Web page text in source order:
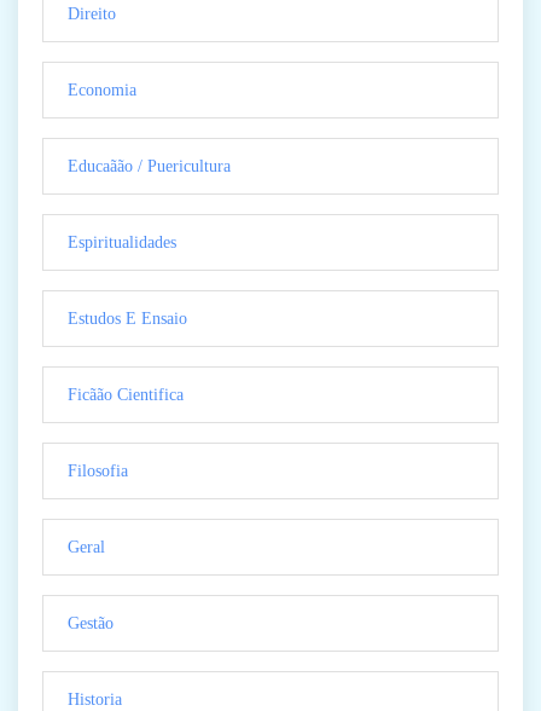
Direito
Economia
Educaãão / Puericultura
Espiritualidades
Estudos E Ensaio
Ficãão Cientifica
Filosofia
Geral
Gestão
Historia